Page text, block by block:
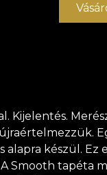
Kijelentés.
készül. Ez
Smooth tapéta